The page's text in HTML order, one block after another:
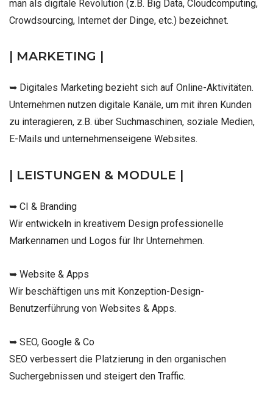
man als digitale Revolution (z.B. Big Data, Cloudcomputing,
Crowdsourcing, Internet der Dinge, etc.) bezeichnet.
| MARKETING |
➥ Digitales Marketing bezieht sich auf Online-Aktivitäten.
Unternehmen nutzen digitale Kanäle, um mit ihren Kunden
zu interagieren, z.B. über Suchmaschinen, soziale Medien,
E-Mails und unternehmenseigene Websites.
| LEISTUNGEN & MODULE |
➥ CI & Branding
Wir entwickeln in kreativem Design professionelle
Markennamen und Logos für Ihr Unternehmen.
➥ Website & Apps
Wir beschäftigen uns mit Konzeption-Design-
Benutzerführung von Websites & Apps.
➥ SEO, Google & Co
SEO verbessert die Platzierung in den organischen
Suchergebnissen und steigert den Traffic.